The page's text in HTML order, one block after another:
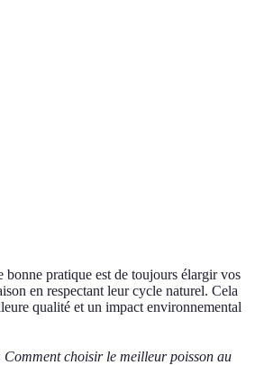
bonne pratique est de toujours élargir vos
en respectant leur cycle naturel. Cela
qualité et un impact environnemental
Comment choisir le meilleur poisson au